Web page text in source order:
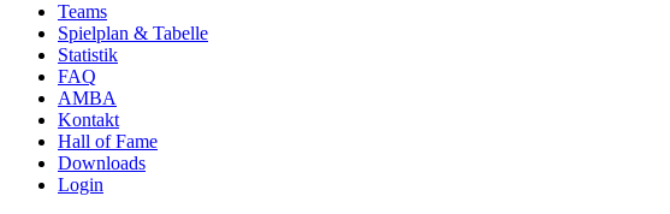
Teams
Spielplan & Tabelle
Statistik
FAQ
AMBA
Kontakt
Hall of Fame
Downloads
Login